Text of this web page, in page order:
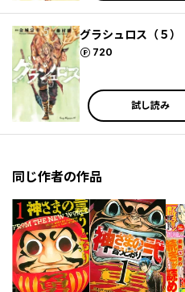
グラシュロス（５）
720
ポイント
試し読み
同じ作者の作品